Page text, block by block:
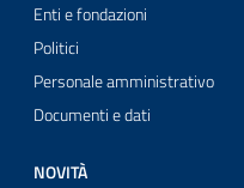
Enti e fondazioni
Politici
Personale amministrativo
Documenti e dati
NOVITÀ